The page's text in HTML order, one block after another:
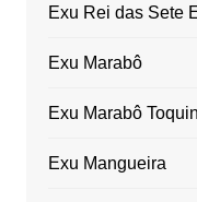
Exu Rei das Sete
Exu Marabô
Exu Marabô
Exu Mangueira